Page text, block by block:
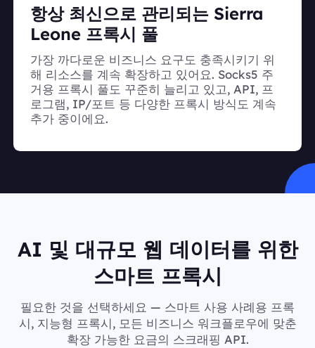
항상 최신으로 관리되는 Sierra
Leone 프록시 풀
가장 까다로운 비즈니스 요구도 충족시키기 위
해 리소스를 계속 확장하고 있어요. Socks5 주
거용 프록시 풀도 꾸준히 늘리고 있고, API, 프
로그램, IP/포트 등 다양한 프록시 방식도 계속
추가 중이에요.
AI 및 대규모 웹 데이터를 위한
스마트 프록시
필요한 것을 선택하세요 — 스마트 사용 사례용 프록
시, 지능형 프록시, 모든 비즈니스 워크플로우에 맞춘
확장 가능한 요금의 스크래핑 API.